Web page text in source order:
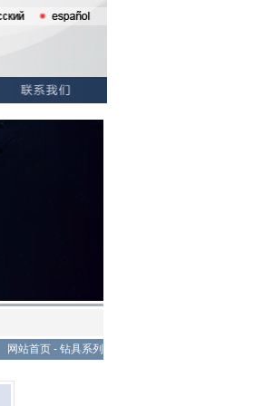
网站首页 - 钻具系列